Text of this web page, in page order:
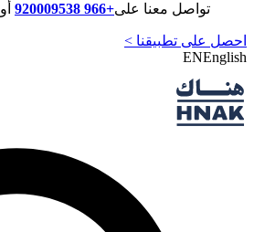
تواصل معنا على+966 920009538 أو
احصل على تطبيقنا >
ENEnglish